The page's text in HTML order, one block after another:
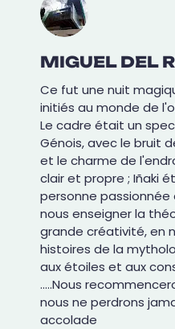
MIGUEL DEL
Ce fut une nuit
initiés au monde de
Le cadre était un
Génois, avec le bruit
et le charme de
clair et propre ; Iñaki
personne
nous enseigner la
grande créativité, en
histoires de la
aux étoiles et aux
.....Nous
nous ne perdrons
accolade